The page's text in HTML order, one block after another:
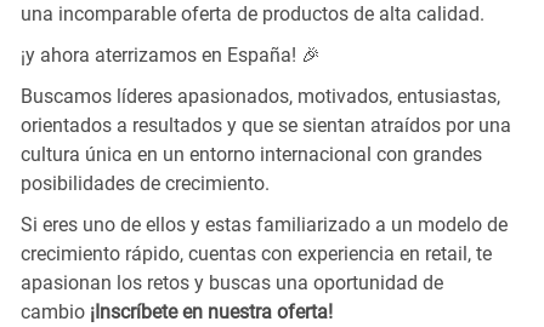
una incomparable oferta de productos de alta calidad.
¡y ahora aterrizamos en España! 🎉
Buscamos líderes apasionados, motivados, entusiastas,
orientados a resultados y que se sientan atraídos por una
cultura única en un entorno internacional con grandes
posibilidades de crecimiento.
Si eres uno de ellos y estas familiarizado a un modelo de
crecimiento rápido, cuentas con experiencia en retail, te
apasionan los retos y buscas una oportunidad de
cambio ¡Inscríbete en nuestra oferta!